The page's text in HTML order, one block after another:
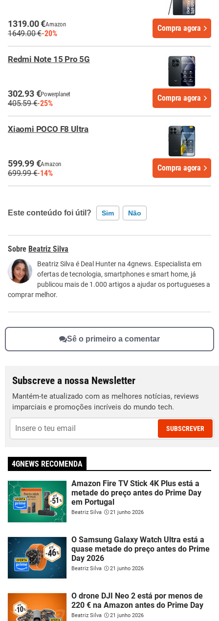
1319.00 €Amazon
1649.00 €-20%
Compra agora
Redmi Note 15 Pro 5G
302.93 €Powerplanet
405.59 €-25%
Compra agora
Xiaomi POCO F8 Ultra
599.99 €Amazon
699.99 €-14%
Compra agora
Este conteúdo foi útil? Sim Não
Este conteúdo contém informação incorreta
Este conteúdo não tem a informação que procuro
Outro
Beatriz Silva
Beatriz Silva é Deal Hunter na 4gnews. Especialista em
ofertas de tecnologia, smartphones e smart home, já
publicou mais de 1.000 artigos a ajudar os portugueses a
comprar melhor.
Sê o primeiro a comentar
Subscreve a nossa Newsletter
Mantém-te atualizado com as melhores notícias, reviews
imparciais e promoções incríveis do mundo tech.
SUBSCREVER
4GNEWS RECOMENDA
Amazon Fire TV Stick 4K Plus está a
metade do preço antes do Prime Day
em Portugal
Beatriz Silva 21 junho 2026
O Samsung Galaxy Watch Ultra está a
quase metade do preço antes do Prime
Day 2026
Beatriz Silva 21 junho 2026
O drone DJI Neo 2 está por menos de
220 € na Amazon antes do Prime Day
Beatriz Silva 21 junho 2026